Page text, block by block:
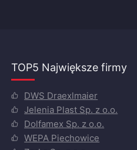
TOP5 Największe firmy
DWS Draexlmaier
Jelenia Plast Sp. z o.o.
Dolfamex Sp. z o.o.
WEPA Piechowice